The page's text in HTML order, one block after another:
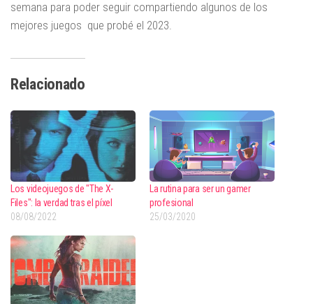
semana para poder seguir compartiendo algunos de los
mejores juegos que probé el 2023.
Relacionado
Los videojuegos de "The X-
Files": la verdad tras el píxel
08/08/2022
La rutina para ser un gamer
profesional
25/03/2020